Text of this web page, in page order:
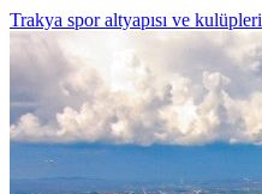
Trakya spor altyapısı ve kulüpleri